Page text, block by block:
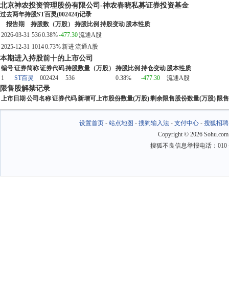
北京神农投资管理股份有限公司-神农春晓私募证券投资基金
过去两年持股ST百灵(002424)记录
报告期
持股数（万股） 持股比例 持股变动 股本性质
2026-03-31 5360.38%-477.30流通A股
2025-12-31 10140.73%新进流通A股
本期进入持股前十的上市公司
编号证券简称证券代码持股数量（万股） 持股比例 持仓变动 股本性质
1
ST百灵 002424 536 0.38% -477.30 流通A股
限售股解禁记录
上市日期 公司名称证券代码新增可上市股份数量(万股)剩余限售股份数量(万股) 限
设置首页- 站点地图 - 搜狗输入法- 支付中心- 搜狐招聘
Copyright © 2026
搜狐不良信息举报电话：010